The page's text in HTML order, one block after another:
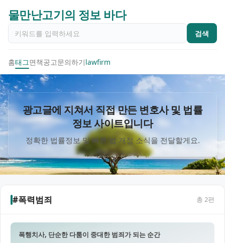
물만난고기의 정보 바다
검색
홈태그면책공고문의하기lawfirm
광고글에 지쳐서 직접 만든 변호사 및 법률
정보 사이트입니다
정확한 법률정보 및 빠른 법 개정 소식을 전달할게요.
#폭력범죄 총 2편
폭행치사, 단순한 다툼이 중대한 범죄가 되는 순간